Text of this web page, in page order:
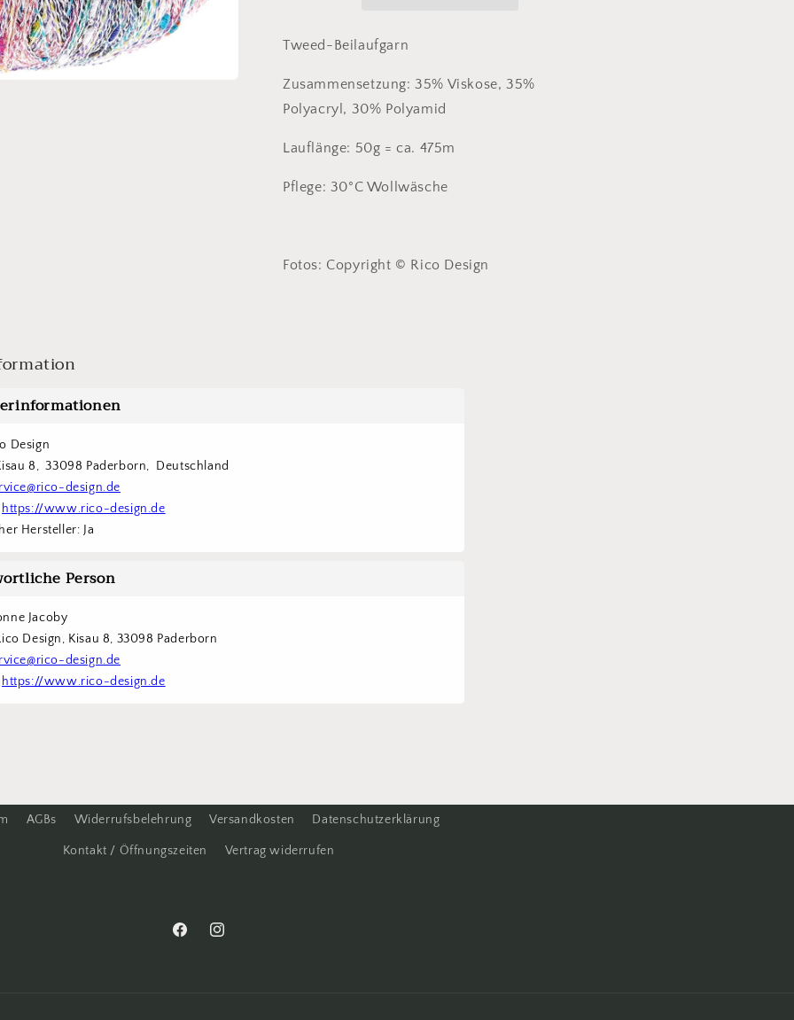
Tweed-Beilaufgarn
Zusammensetzung:35% Viskose, 35%
Polyacryl, 30% Polyamid
Lauflänge: 50g = ca. 475m
Pflege: 30°C Wollwäsche
Fotos: Copyright © Rico Design
Design
8,  33098 Paderborn,  Deutschland
design.de
https://www.rico-design.de
Hersteller: Ja
Person
Jacoby
Design, Kisau 8, 33098 Paderborn
design.de
https://www.rico-design.de
AGBs Widerrufsbelehrung Versandkosten Datenschutzerklärung
Kontakt / Öffnungszeiten Vertrag widerrufen
FacebookInstagram